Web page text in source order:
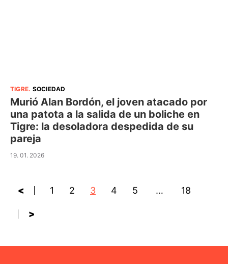
TIGRE. SOCIEDAD
Murió Alan Bordón, el joven atacado por
una patota a la salida de un boliche en
Tigre: la desoladora despedida de su
pareja
19. 01. 2026
< 1 2 3 4 5 … 18
>